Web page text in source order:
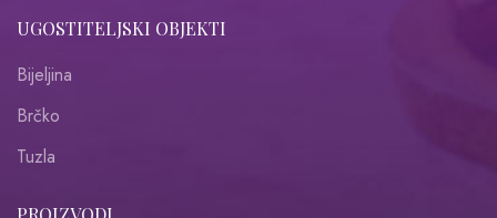
UGOSTITELJSKI OBJEKTI
Bijeljina
Brčko
Tuzla